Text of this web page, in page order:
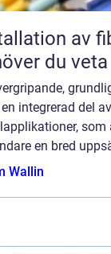
av
du veta
integrerad del
som
en bred
Wallin